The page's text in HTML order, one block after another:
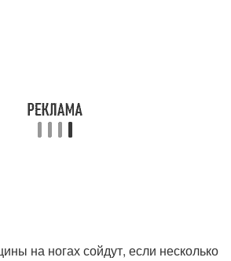
на ногах сойдут, если несколько